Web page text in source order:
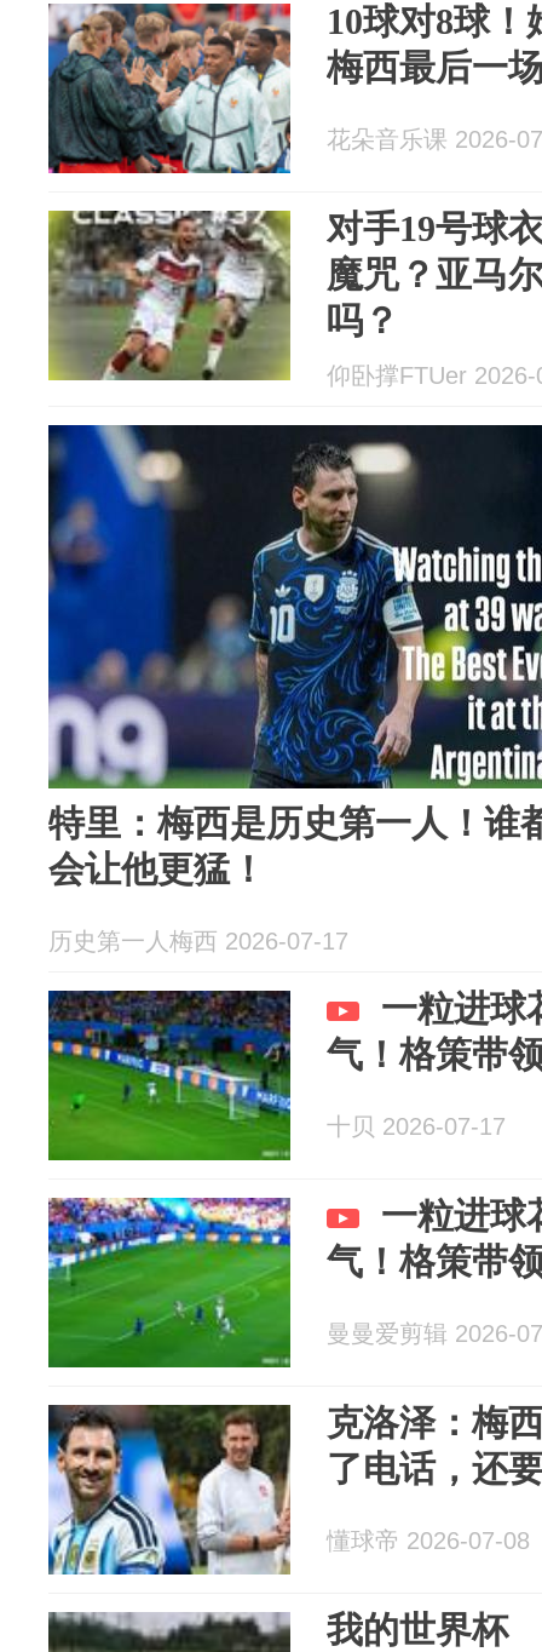
10球对8球
梅西最后一
花朵音乐课 2026-
对手19号球
魔咒？亚马
吗？
仰卧撑FTUer 2026-
特里：梅西是历史第一人！谁
会让他更猛！
历史第一人梅西 2026-07-17
一粒进球
气！格策带
十贝 2026-07-17
一粒进球
气！格策带
曼曼爱剪辑 2026-
克洛泽：梅
了电话，还
懂球帝 2026-07-08
我的世界杯